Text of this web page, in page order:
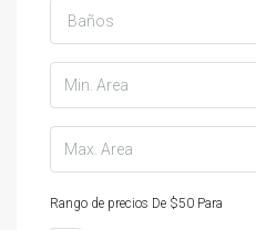
Baños
Rango de precios De $50 Para